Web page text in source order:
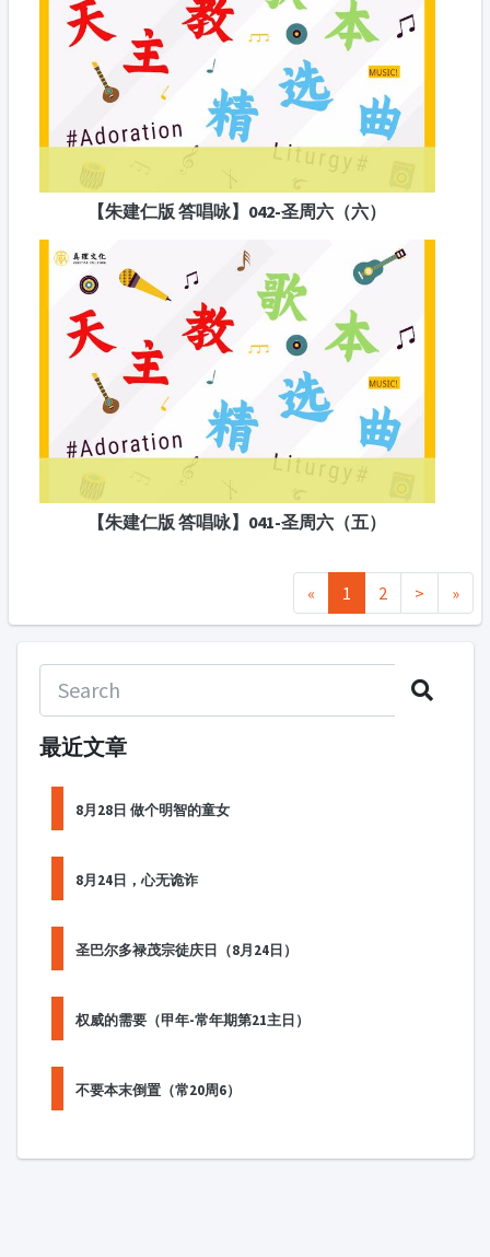
【朱建仁版 答唱咏】042-圣周六（六）
【朱建仁版 答唱咏】041-圣周六（五）
« 1 2 > »
最近文章
8月28日 做个明智的童女
8月24日，心无诡诈
圣巴尔多禄茂宗徒庆日（8月24日）
权威的需要（甲年-常年期第21主日）
不要本末倒置（常20周6）